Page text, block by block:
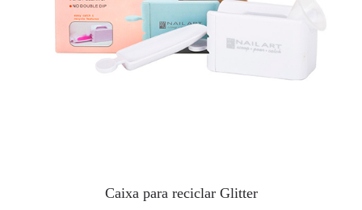
Caixa para reciclar Glitter